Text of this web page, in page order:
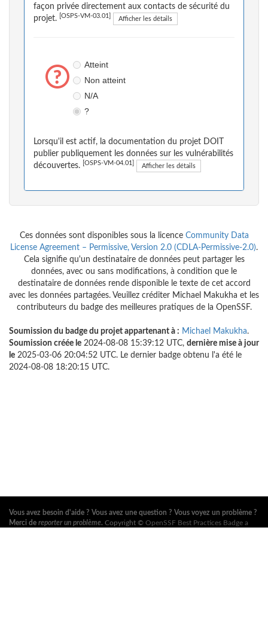
façon privée directement aux contacts de sécurité du
projet.
[OSPS-VM-03.01] Afficher les détails
Atteint
Non atteint
N/A
?
Lorsqu'il est actif, la documentation du projet DOIT
publier publiquement les données sur les vulnérabilités
découvertes.
[OSPS-VM-04.01] Afficher les détails
Ces données sont disponibles sous la licence Community Data
License Agreement – Permissive, Version 2.0 (CDLA-Permissive-2.0).
Cela signifie qu'un destinataire de données peut partager les
données, avec ou sans modifications, à condition que le
destinataire de données rende disponible le texte de cet accord
avec les données partagées. Veuillez créditer Michael Makukha et les
contributeurs du badge des meilleures pratiques de la OpenSSF.
Soumission du badge du projet appartenant à : Michael Makukha.
Soumission créée le 2024-08-08 15:39:12 UTC, dernière mise à jour
le 2025-03-06 20:04:52 UTC. Le dernier badge obtenu l'a été le
2024-08-08 18:20:15 UTC.
Vous avez besoin d'aide ? Vous avez une question ? Vous voyez un problème ?
Merci de reporter un problème. Copyright © OpenSSF Best Practices Badge a